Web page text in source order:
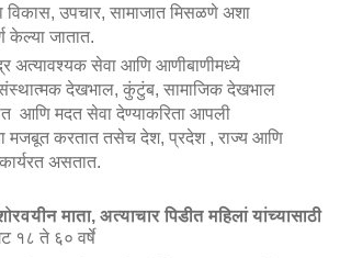
विकास, उपचार, सामाजात मिसळणे अशा
केल्या जातात.
अत्यावश्यक सेवा आणि आणीबाणीमध्ये
संस्थात्मक देखभाल, कुंटुंब, सामाजिक देखभाल
आणि मदत सेवा देण्याकरिता आपली
मजबूत करतात तसेच देश, प्रदेश , राज्य आणि
असतात.
माता, अत्याचार पिडीत महिलां यांच्यासाठी
१८ ते ६० वर्षे